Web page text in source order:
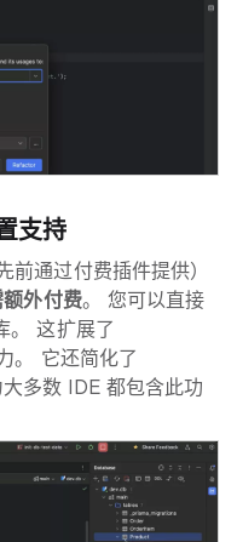
支持
前通过付费插件提供）
外付费。 您可以直接
。 这扩展了
。 它还简化了
多数 IDE 都包含此功